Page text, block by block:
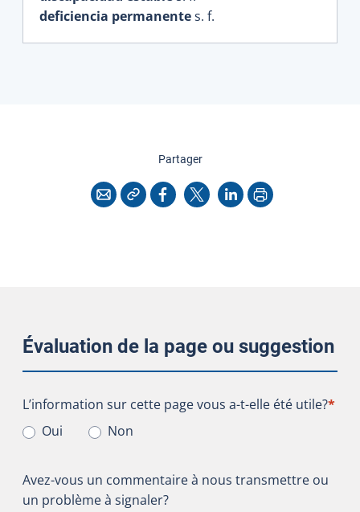
deficiencia permanentes. f.
Partagercette page
CourrielCopier l'adresse
Facebook
X LinkedInImprimer
Évaluation de la page ou suggestion
L’information sur cette page vous a-t-elle été utile?
L’information sur cette page vous a-t-elle été utile?*
Oui
Non
Avez-vous un commentaire à nous transmettre ou
un problème à signaler?